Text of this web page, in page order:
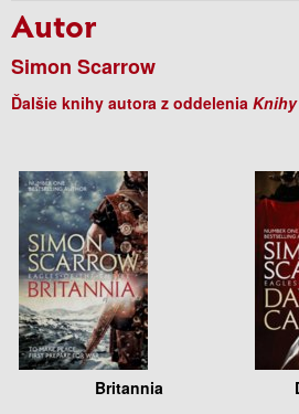
Autor
Simon Scarrow
Ďalšie knihy autora z oddelenia
Britannia